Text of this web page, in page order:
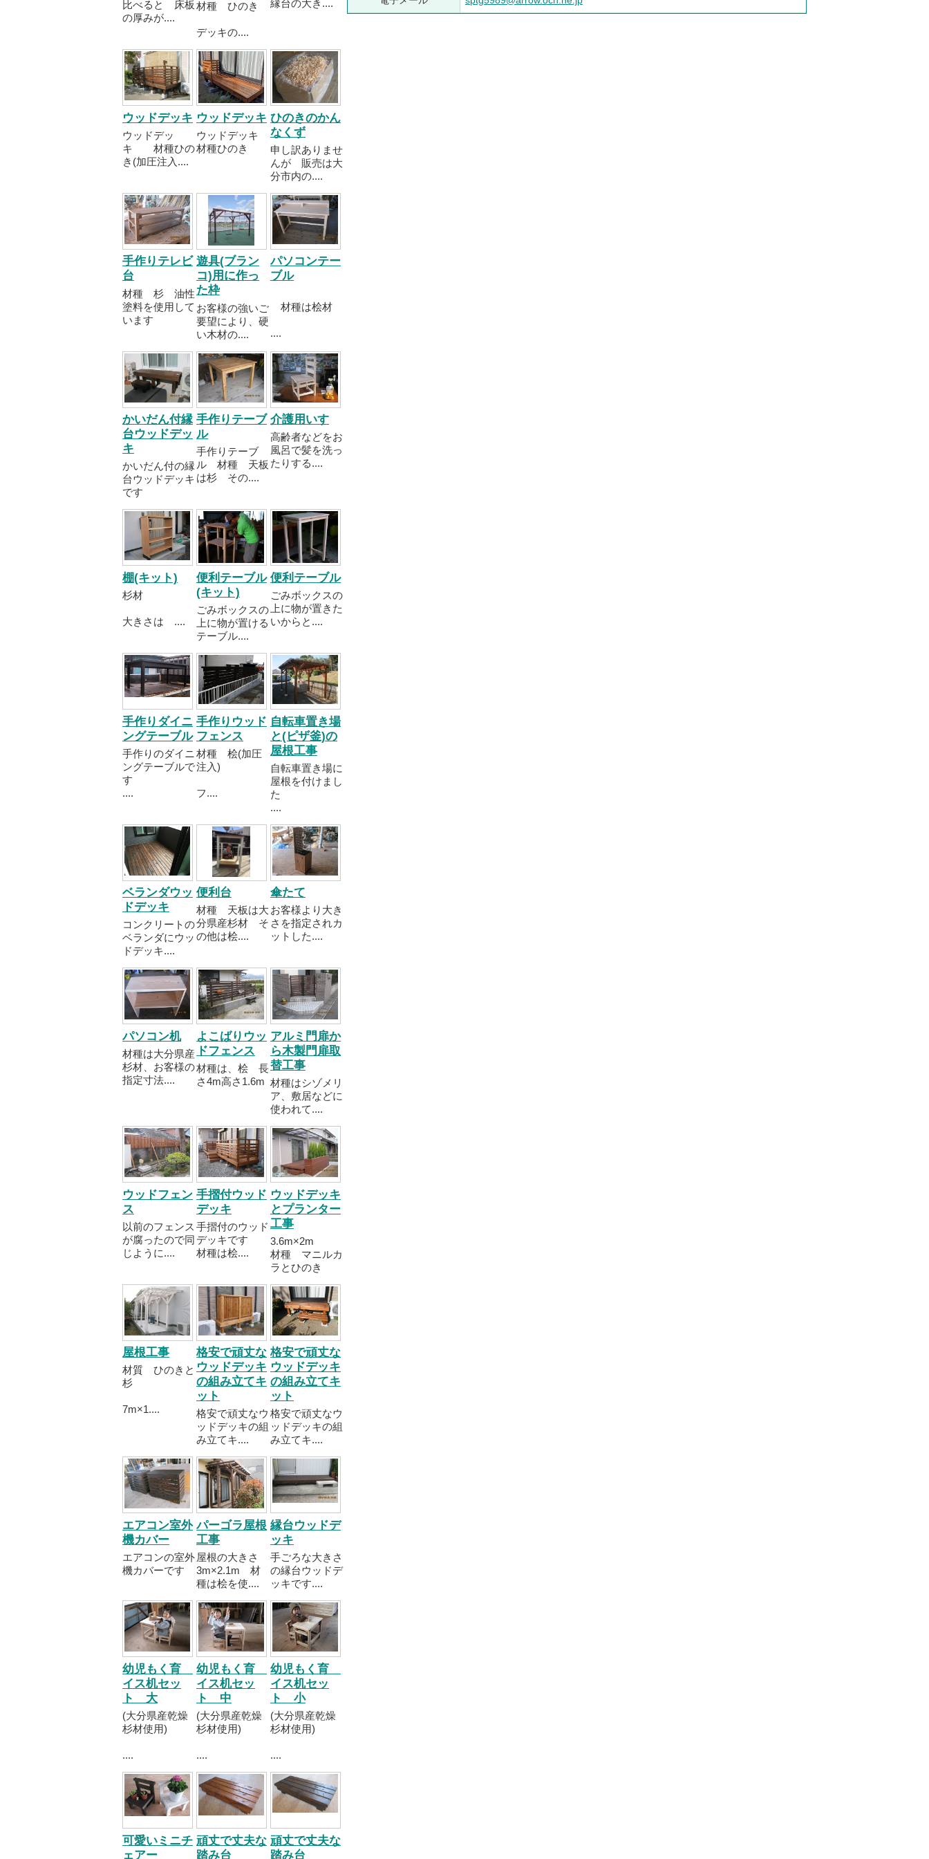
比べると 床板
の厚みが....
材種 ひのき
デッキの....
縁台の大き....
ウッドデッキ
ウッドデッ
キ 材種ひの
き(加圧注入....
ウッドデッキ
ウッドデッキ
材種ひのき
ひのきのかん
なくず
申し訳ありませ
んが 販売は大
分市内の....
手作りテレビ
台
材種 杉 油性
塗料を使用して
います
遊具(ブラン
コ)用に作っ
た枠
お客様の強いご
要望により、硬
い木材の....
パソコンテー
ブル
材種は桧材
....
かいだん付縁
台ウッドデッ
キ
かいだん付の縁
台ウッドデッキ
です
手作りテーブ
ル
手作りテーブ
ル 材種 天板
は杉 その....
介護用いす
高齢者などをお
風呂で髪を洗っ
たりする....
棚(キット)
杉材
大きさは ....
便利テーブル
(キット)
ごみボックスの
上に物が置ける
テーブル....
便利テーブル
ごみボックスの
上に物が置きた
いからと....
手作りダイニ
ングテーブル
手作りのダイニ
ングテーブルで
す
....
手作りウッド
フェンス
材種 桧(加圧
注入)
フ....
自転車置き場
と(ピザ釜)の
屋根工事
自転車置き場に
屋根を付けまし
た
....
ベランダウッ
ドデッキ
コンクリートの
ベランダにウッ
ドデッキ....
便利台
材種 天板は大
分県産杉材 そ
の他は桧....
傘たて
お客様より大き
さを指定されカ
ットした....
パソコン机
材種は大分県産
杉材、お客様の
指定寸法....
よこばりウッ
ドフェンス
材種は、桧 長
さ4m高さ1.6m
アルミ門扉か
ら木製門扉取
替工事
材種はシゾメリ
ア、敷居などに
使われて....
ウッドフェン
ス
以前のフェンス
が腐ったので同
じように....
手摺付ウッド
デッキ
手摺付のウッド
デッキです
材種は桧....
ウッドデッキ
とプランター
工事
3.6m×2m
材種 マニルカ
ラとひのき
屋根工事
材質 ひのきと
杉
7m×1....
格安で頑丈な
ウッドデッキ
の組み立てキ
ット
格安で頑丈なウ
ッドデッキの組
み立てキ....
格安で頑丈な
ウッドデッキ
の組み立てキ
ット
格安で頑丈なウ
ッドデッキの組
み立てキ....
エアコン室外
機カバー
エアコンの室外
機カバーです
パーゴラ屋根
工事
屋根の大きさ
3m×2.1m 材
種は桧を使....
縁台ウッドデ
ッキ
手ごろな大きさ
の縁台ウッドデ
ッキです....
幼児もく育
イス机セッ
ト 大
(大分県産乾燥
杉材使用)
....
幼児もく育
イス机セッ
ト 中
(大分県産乾燥
杉材使用)
....
幼児もく育
イス机セッ
ト 小
(大分県産乾燥
杉材使用)
....
可愛いミニチ
ェアー
頑丈で丈夫な
踏み台
頑丈で丈夫な
踏み台